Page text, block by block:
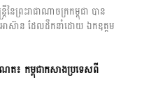
ៃព្រះរាជាណាចក្រកម្ពុជា បាន
ាស៊ាន ដែលដឹកនាំដោយ ឯកឧត្តម
ត៖ កម្ពុជាកសាងប្រទេសពី